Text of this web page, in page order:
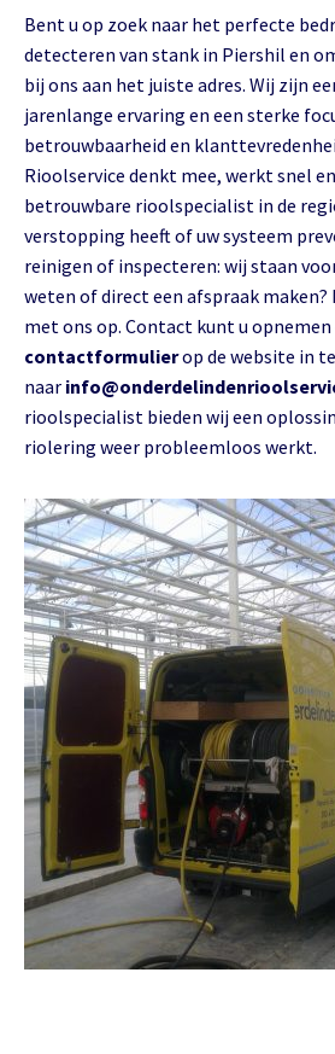
Bent u op zoek naar het perfecte
detecteren van stank in Piershil en omstreken? Dan bent u
bij ons aan het juiste adres. Wij zijn
jarenlange ervaring en een sterke
betrouwbaarheid en
Rioolservice denkt mee, werkt snel
betrouwbare rioolspecialist in de
verstopping heeft of uw systeem
reinigen of inspecteren: wij staan
weten of direct een afspraak
met ons op. Contact kunt u opnemen
contactformulierop de website in
naar
rioolspecialist bieden wij een
riolering weer probleemloos werkt.